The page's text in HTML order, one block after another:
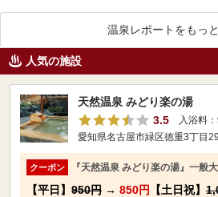
温泉レポートをもっ
人気の施設
天然温泉 みどり楽の湯
3.5
入浴料：
愛知県名古屋市緑区徳重3丁目
クーポン 『天然温泉 みどり楽の湯』一般
【平日】 950円 → 850円 【土日祝】